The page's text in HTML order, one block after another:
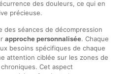
des douleurs, ce qui en
précieuse.
des séances de décompression
approche personnalisée. Chaque
besoins spécifiques de chaque
attention ciblée sur les zones de
Cet aspect